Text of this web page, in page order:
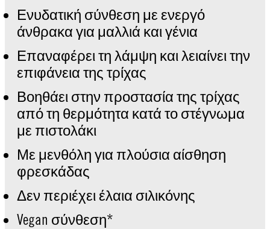
Ενυδατική σύνθεση με ενεργό
άνθρακα για μαλλιά και γένια
Επαναφέρει τη λάμψη και λειαίνει την
επιφάνεια της τρίχας
Βοηθάει στην προστασία της τρίχας
από τη θερμότητα κατά το στέγνωμα
με πιστολάκι
Με μενθόλη για πλούσια αίσθηση
φρεσκάδας
Δεν περιέχει έλαια σιλικόνης
Vegan σύνθεση*